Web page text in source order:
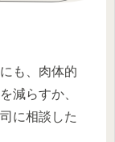
も、肉体的
減らすか、
に相談した